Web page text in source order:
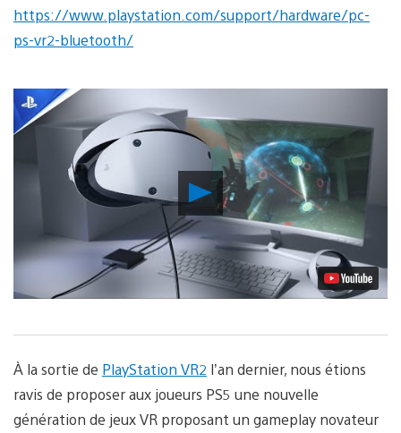
https://www.playstation.com/support/hardware/pc-
ps-vr2-bluetooth/
Lancer
la
vidéo
À la sortie de PlayStation VR2 l’an dernier, nous étions
ravis de proposer aux joueurs PS5 une nouvelle
génération de jeux VR proposant un gameplay novateur